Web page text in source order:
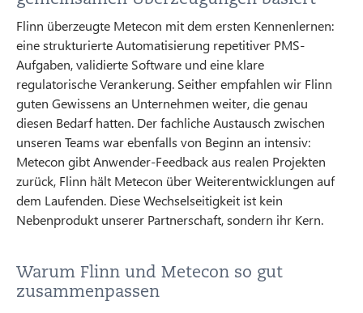
Flinn überzeugte Metecon mit dem ersten Kennenlernen:
eine strukturierte Automatisierung repetitiver PMS-
Aufgaben, validierte Software und eine klare
regulatorische Verankerung. Seither empfahlen wir Flinn
guten Gewissens an Unternehmen weiter, die genau
diesen Bedarf hatten. Der fachliche Austausch zwischen
unseren Teams war ebenfalls von Beginn an intensiv:
Metecon gibt Anwender-Feedback aus realen Projekten
zurück, Flinn hält Metecon über Weiterentwicklungen auf
dem Laufenden. Diese Wechselseitigkeit ist kein
Nebenprodukt unserer Partnerschaft, sondern ihr Kern.
Warum Flinn und Metecon so gut
zusammenpassen